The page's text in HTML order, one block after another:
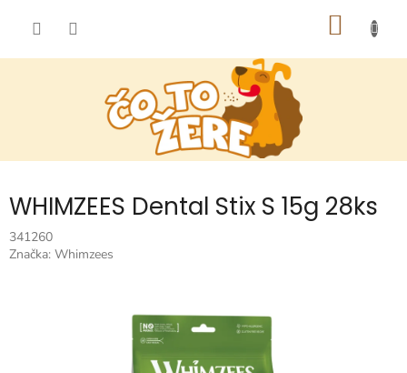
WHIMZEES Dental Stix S 15g 28ks
341260
Značka: Whimzees